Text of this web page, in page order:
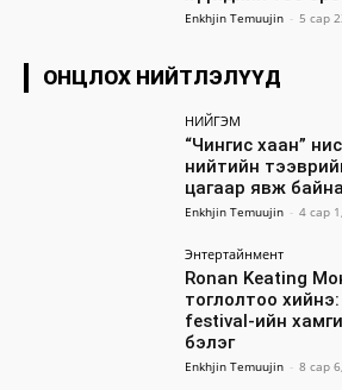
Enkhjin Temuujin - 5 сар
ОНЦЛОХ НИЙТЛЭЛҮҮД
НИЙГЭМ
“Чингис хаан”
нийтийн
цагаар явж байна
Enkhjin Temuujin - 4 сар
Энтертайнмент
Ronan Keating
тоглолтоо хийнэ:
festival-ийн
бэлэг
Enkhjin Temuujin - 8 сар